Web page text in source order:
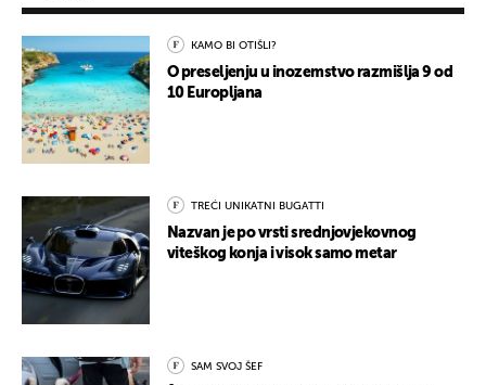
KAMO BI OTIŠLI?
O preseljenju u inozemstvo razmišlja 9 od
10 Europljana
TREĆI UNIKATNI BUGATTI
Nazvan je po vrsti srednjovjekovnog
viteškog konja i visok samo metar
SAM SVOJ ŠEF